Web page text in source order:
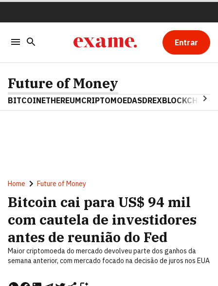
Entrar
Future of Money
BITCOINETHEREUMCRIPTOMOEDASDREXBLOCKCHAIN
Home Future of Money
Bitcoin cai para US$ 94 mil
com cautela de investidores
antes de reunião do Fed
Maior criptomoeda do mercado devolveu parte dos ganhos da
semana anterior, com mercado focado na decisão de juros nos EUA